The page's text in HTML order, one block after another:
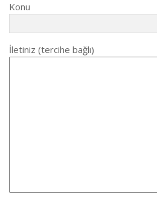
Konu
İletiniz (tercihe bağlı)